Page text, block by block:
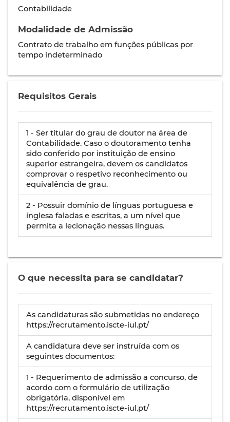
Contabilidade
Modalidade de Admissão
Contrato de trabalho em funções públicas por
tempo indeterminado
Requisitos Gerais
1 - Ser titular do grau de doutor na área de
Contabilidade. Caso o doutoramento tenha
sido conferido por instituição de ensino
superior estrangeira, devem os candidatos
comprovar o respetivo reconhecimento ou
equivalência de grau.
2 - Possuir domínio de línguas portuguesa e
inglesa faladas e escritas, a um nível que
permita a lecionação nessas línguas.
O que necessita para se candidatar?
As candidaturas são submetidas no endereço
https://recrutamento.iscte-iul.pt/
A candidatura deve ser instruída com os
seguintes documentos:
1 - Requerimento de admissão a concurso, de
acordo com o formulário de utilização
obrigatória, disponível em
https://recrutamento.iscte-iul.pt/